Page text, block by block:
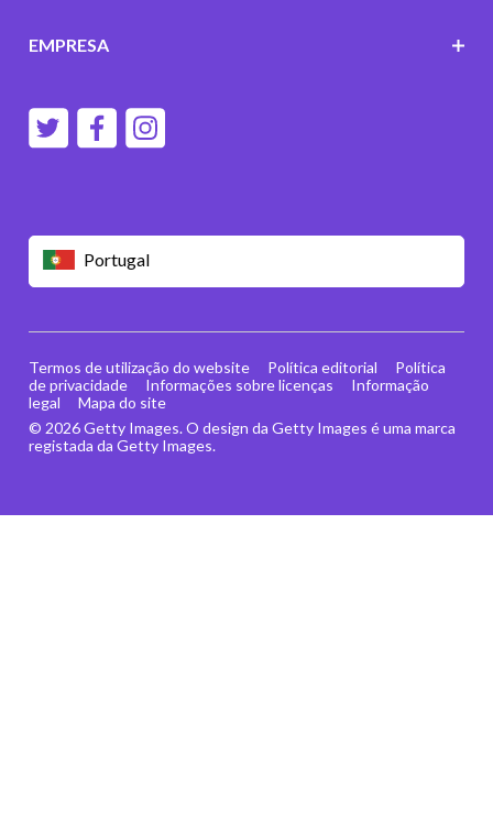
Portugal
EMPRESA
© 2026 Getty Images. O design da Getty Images é uma marca
registada da Getty Images.
Termos de utilização do website Política editorial
Política
de privacidade
Informações sobre licenças
Informação
legal
Mapa do site